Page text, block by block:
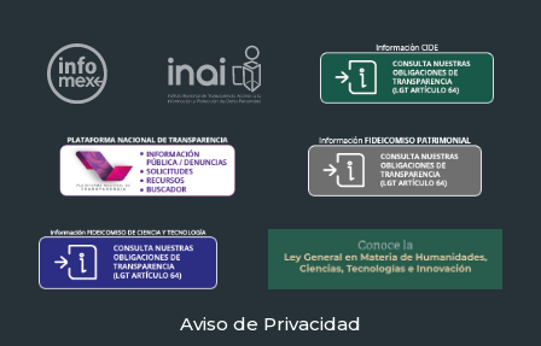
Aviso de Privacidad